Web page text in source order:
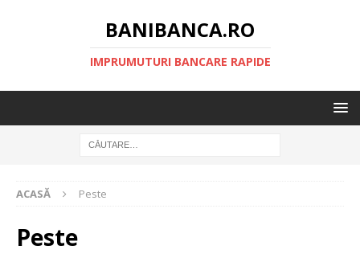
BANIBANCA.RO
IMPRUMUTURI BANCARE RAPIDE
ACASĂ Peste
Peste